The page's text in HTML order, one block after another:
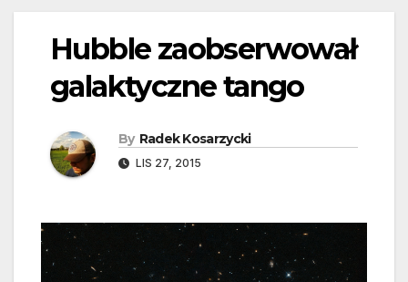
Hubble zaobserwował
galaktyczne tango
By Radek Kosarzycki
LIS 27, 2015